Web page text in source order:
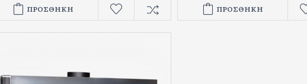
ΠΡΟΣΘΉΚΗ ΠΡΟΣΘΉΚΗ